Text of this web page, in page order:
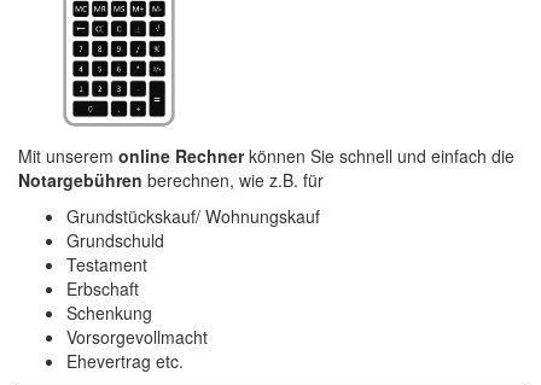
Mit unserem online Rechnerkönnen Sie schnell und einfach die
Notargebühren berechnen, wie z.B. für
Grundstückskauf/ Wohnungskauf
Grundschuld
Testament
Erbschaft
Schenkung
Vorsorgevollmacht
Ehevertrag etc.